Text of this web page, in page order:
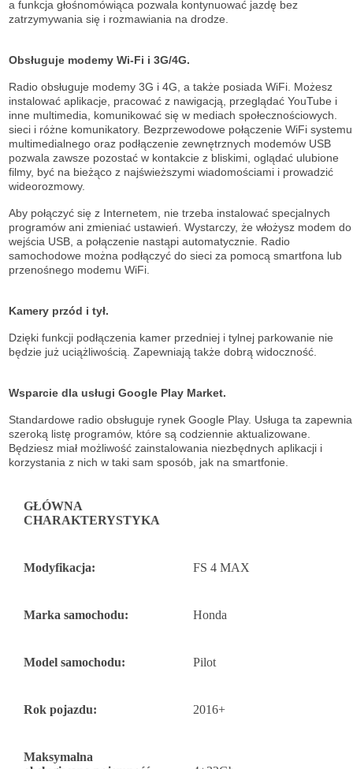
a funkcja głośnomówiąca pozwala kontynuować jazdę bez
zatrzymywania się i rozmawiania na drodze.
Obsługuje modemy Wi-Fi i 3G/4G.
Radio obsługuje modemy 3G i 4G, a także posiada WiFi. Możesz
instalować aplikacje, pracować z nawigacją, przeglądać YouTube i
inne multimedia, komunikować się w mediach społecznościowych.
sieci i różne komunikatory. Bezprzewodowe połączenie WiFi systemu
multimedialnego oraz podłączenie zewnętrznych modemów USB
pozwala zawsze pozostać w kontakcie z bliskimi, oglądać ulubione
filmy, być na bieżąco z najświeższymi wiadomościami i prowadzić
wideorozmowy.
Aby połączyć się z Internetem, nie trzeba instalować specjalnych
programów ani zmieniać ustawień. Wystarczy, że włożysz modem do
wejścia USB, a połączenie nastąpi automatycznie. Radio
samochodowe można podłączyć do sieci za pomocą smartfona lub
przenośnego modemu WiFi.
Kamery przód i tył.
Dzięki funkcji podłączenia kamer przedniej i tylnej parkowanie nie
będzie już uciążliwością. Zapewniają także dobrą widoczność.
Wsparcie dla usługi Google Play Market.
Standardowe radio obsługuje rynek Google Play. Usługa ta zapewnia
szeroką listę programów, które są codziennie aktualizowane.
Będziesz miał możliwość zainstalowania niezbędnych aplikacji i
korzystania z nich w taki sam sposób, jak na smartfonie.
GŁÓWNA
CHARAKTERYSTYKA
Modyfikacja: FS 4 MAX
Marka samochodu: Honda
Model samochodu: Pilot
Rok pojazdu: 2016+
Maksymalna